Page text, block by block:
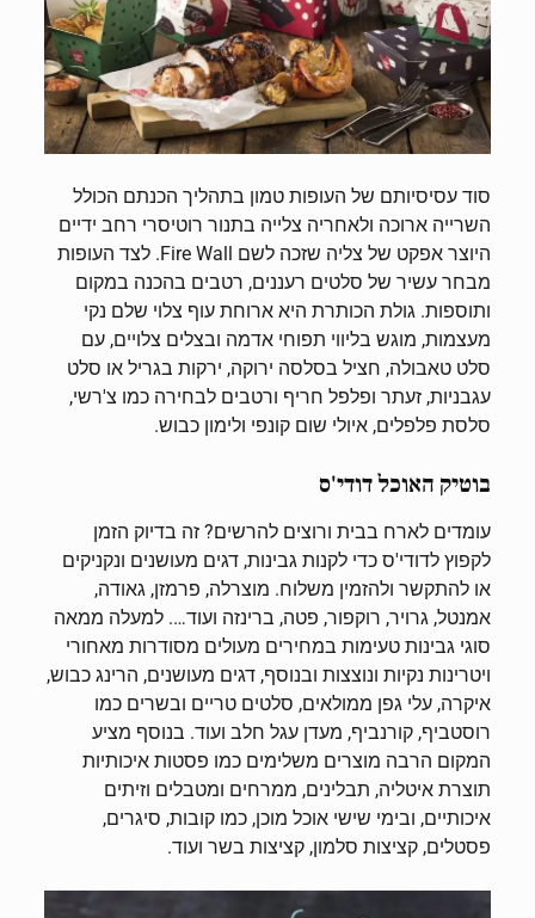
סוד עסיסיותם של העופות טמון בתהליך הכנתם הכולל
השרייה ארוכה ולאחריה צלייה בתנור רוטיסרי רחב ידיים
היוצר אפקט של צליה שזכה לשם Fire Wall. לצד העופות
מבחר עשיר של סלטים רעננים, רטבים בהכנה במקום
ותוספות. גולת הכותרת היא ארוחת עוף צלוי שלם נקי
מעצמות, מוגש בליווי תפוחי אדמה ובצלים צלויים, עם
סלט טאבולה, חציל בסלסה ירוקה, ירקות בגריל או סלט
עגבניות, זעתר ופלפל חריף ורטבים לבחירה כמו צ'רשי,
סלסת פלפלים, איולי שום קונפי ולימון כבוש.
בוטיק האוכל דודי'ס
עומדים לארח בבית ורוצים להרשים? זה בדיוק הזמן
לקפוץ לדודי'ס כדי לקנות גבינות, דגים מעושנים ונקניקים
או להתקשר ולהזמין משלוח. מוצרלה, פרמזן, גאודה,
אמנטל, גרויר, רוקפור, פטה, ברינזה ועוד…. למעלה ממאה
סוגי גבינות טעימות במחירים מעולים מסודרות מאחורי
ויטרינות נקיות ונוצצות ובנוסף, דגים מעושנים, הרינג כבוש,
איקרה, עלי גפן ממולאים, סלטים טריים ובשרים כמו
רוסטביף, קורנביף, מעדן עגל חלב ועוד. בנוסף מציע
המקום הרבה מוצרים משלימים כמו פסטות איכותיות
תוצרת איטליה, תבלינים, ממרחים ומטבלים וזיתים
איכותיים, ובימי שישי אוכל מוכן, כמו קובות, סיגרים,
פסטלים, קציצות סלמון, קציצות בשר ועוד.